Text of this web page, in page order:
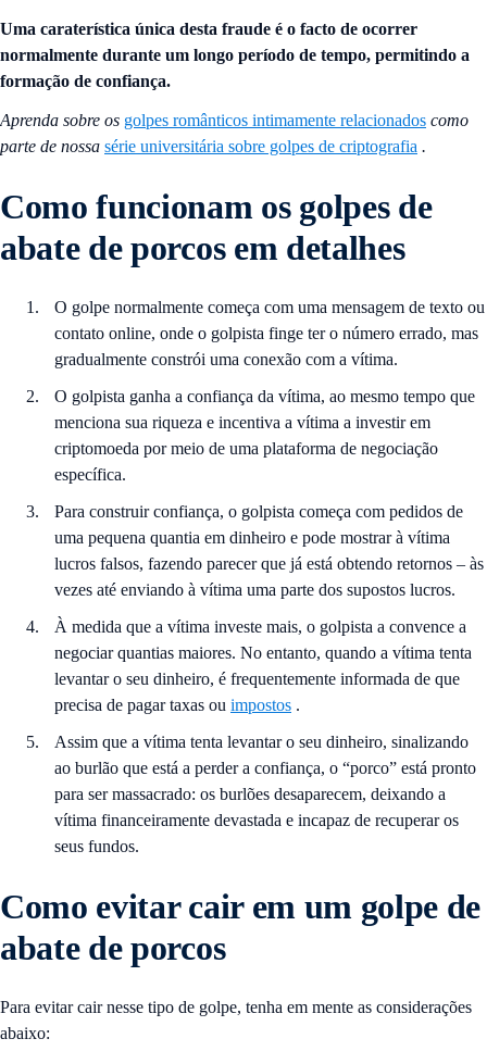
Uma caraterística única desta fraude é o facto de ocorrer
normalmente durante um longo período de tempo, permitindo a
formação de confiança.
Aprenda sobre os golpes românticos intimamente relacionados como
parte de nossa série universitária sobre golpes de criptografia .
Como funcionam os golpes de
abate de porcos em detalhes
O golpe normalmente começa com uma mensagem de texto ou
contato online, onde o golpista finge ter o número errado, mas
gradualmente constrói uma conexão com a vítima.
O golpista ganha a confiança da vítima, ao mesmo tempo que
menciona sua riqueza e incentiva a vítima a investir em
criptomoeda por meio de uma plataforma de negociação
específica.
Para construir confiança, o golpista começa com pedidos de
uma pequena quantia em dinheiro e pode mostrar à vítima
lucros falsos, fazendo parecer que já está obtendo retornos – às
vezes até enviando à vítima uma parte dos supostos lucros.
À medida que a vítima investe mais, o golpista a convence a
negociar quantias maiores. No entanto, quando a vítima tenta
levantar o seu dinheiro, é frequentemente informada de que
precisa de pagar taxas ou impostos .
Assim que a vítima tenta levantar o seu dinheiro, sinalizando
ao burlão que está a perder a confiança, o “porco” está pronto
para ser massacrado: os burlões desaparecem, deixando a
vítima financeiramente devastada e incapaz de recuperar os
seus fundos.
Como evitar cair em um golpe de
abate de porcos
Para evitar cair nesse tipo de golpe, tenha em mente as considerações
abaixo: